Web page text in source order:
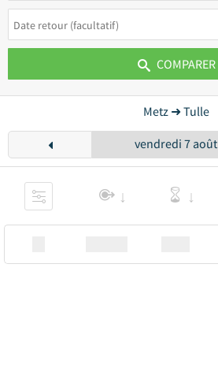
COMPARER
Metz ➜ Tulle
vendredi 7 août